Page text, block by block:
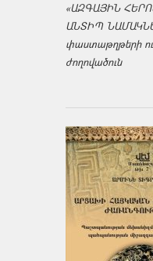
«ԱԶԳԱՅԻՆ
ԱՆՏԻՊ
փաստաթղթերի ու
ժողովածուն